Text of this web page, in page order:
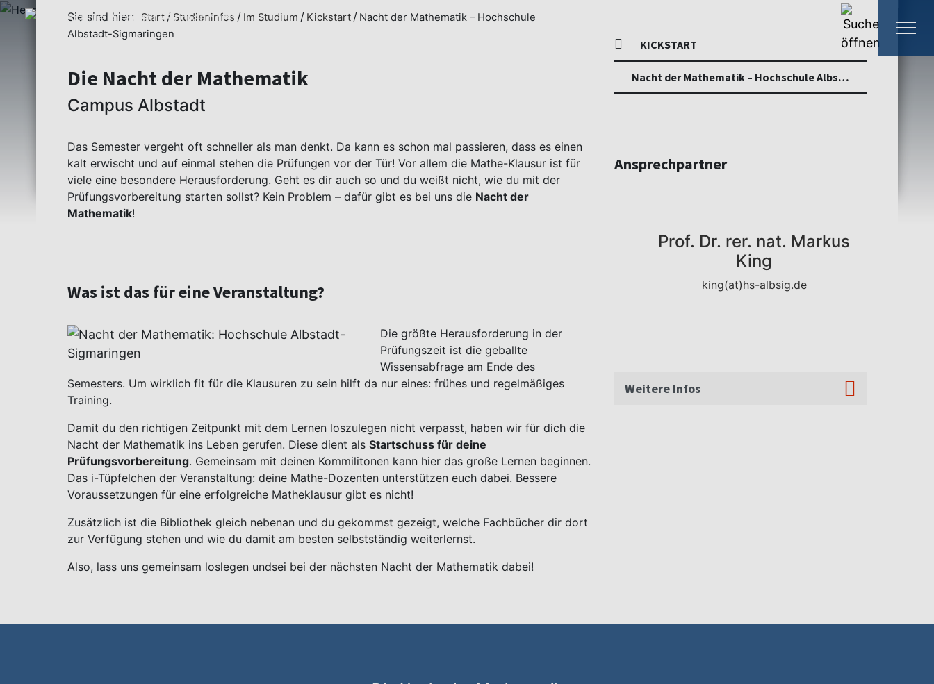
Sie sind hier: Start Studieninfos Im Studium Kickstart
Nacht der Mathematik – Hochschule
Albstadt-Sigmaringen
Die Nacht der Mathematik
Campus Albstadt
Das Semester vergeht oft schneller als man denkt. Da kann es schon mal passieren, dass es einen
kalt erwischt und auf einmal stehen die Prüfungen vor der Tür! Vor allem die Mathe-Klausur ist für
viele eine besondere Herausforderung. Geht es dir auch so und du weißt nicht, wie du mit der
Prüfungsvorbereitung starten sollst? Kein Problem – dafür gibt es bei uns die Nacht der
Mathematik!
Was ist das für eine Veranstaltung?
Die größte Herausforderung in der
Prüfungszeit ist die geballte
Wissensabfrage am Ende des
Semesters. Um wirklich fit für die Klausuren zu sein hilft da nur eines: frühes und regelmäßiges
Training.
Damit du den richtigen Zeitpunkt mit dem Lernen loszulegen nicht verpasst, haben wir für dich die
Nacht der Mathematik ins Leben gerufen. Diese dient als Startschuss für deine
Prüfungsvorbereitung. Gemeinsam mit deinen Kommilitonen kann hier das große Lernen beginnen.
Das i-Tüpfelchen der Veranstaltung: deine Mathe-Dozenten unterstützen euch dabei. Bessere
Voraussetzungen für eine erfolgreiche Matheklausur gibt es nicht!
Zusätzlich ist die Bibliothek gleich nebenan und du gekommst gezeigt, welche Fachbücher dir dort
zur Verfügung stehen und wie du damit am besten selbstständig weiterlernst.
Also, lass uns gemeinsam loslegen undsei bei der nächsten Nacht der Mathematik dabei!
KICKSTART
Nacht der Mathematik – Hochschule Albstadt-Sigmaringen
Ansprechpartner
Prof. Dr. rer. nat. Markus
King
king(at)hs-albsig.de
Weitere Infos